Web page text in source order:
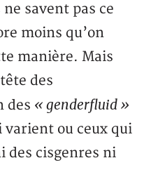
savent pas ce
moins qu’on
manière. Mais
des
des « genderfluid »
varient ou ceux qui
des cisgenres ni